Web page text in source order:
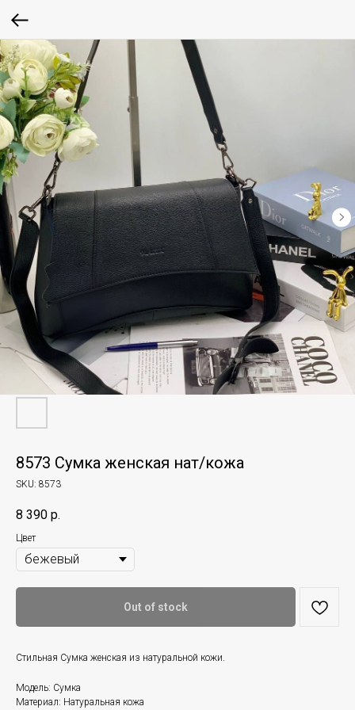
8573 Сумка женская нат/кожа
SKU: 8573
8 390 р.
Цвет
Out of stock
Стильная Сумка женская из натуральной кожи.
Модель: Сумка
Материал: Натуральная кожа